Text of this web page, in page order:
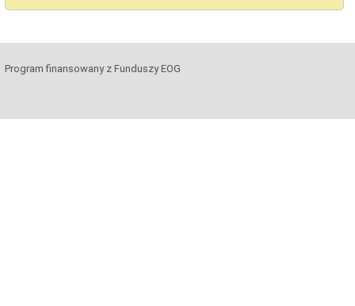
Program finansowany z Funduszy EOG